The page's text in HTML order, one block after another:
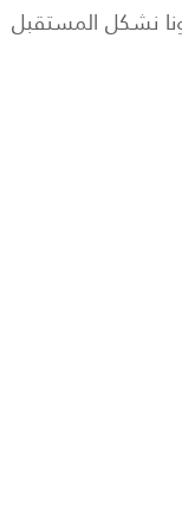
نشكل المستقبل